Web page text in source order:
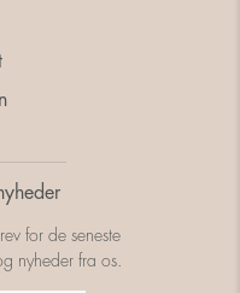
for de seneste
nyheder fra os.